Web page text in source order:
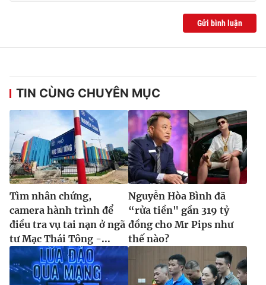
Gửi bình luận
TIN CÙNG CHUYÊN MỤC
Tìm nhân chứng,
camera hành trình để
điều tra vụ tai nạn ở ngã
tư Mạc Thái Tông -...
Nguyễn Hòa Bình đã
“rửa tiền" gần 319 tỷ
đồng cho Mr Pips như
thế nào?